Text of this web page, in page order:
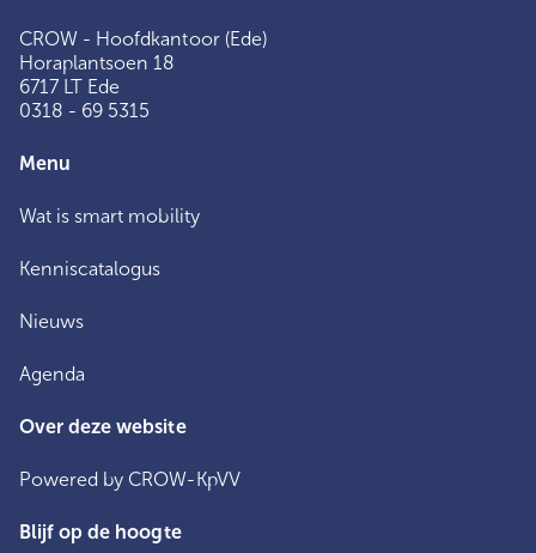
CROW - Hoofdkantoor (Ede)
Horaplantsoen 18
6717 LT Ede
0318 - 69 5315
Menu
Wat is smart mobility
Kenniscatalogus
Nieuws
Agenda
Over deze website
Powered by CROW-KpVV
Blijf op de hoogte